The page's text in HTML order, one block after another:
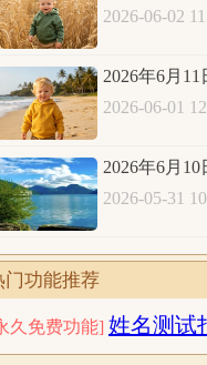
农历
八字
五行
分析
土火；异类
2.2，水0.3
公历2026年6月14日3时生
农历 丙午年
2026-06-02
2026年6月
2026-06-01
2026年6月
2026-05-31
门功能推荐
久免费功能] 姓名测试